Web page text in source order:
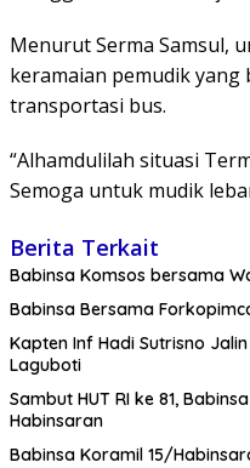
Menurut Serma Samsul,
keramaian pemudik
transportasi bus.
“Alhamdulilah situasi
Semoga untuk mudik
Berita Terkait
Babinsa Komsos bersama
Babinsa Bersama
Kapten Inf Hadi Sutrisno
Laguboti
Sambut HUT RI ke 81,
Habinsaran
Babinsa Koramil 15/